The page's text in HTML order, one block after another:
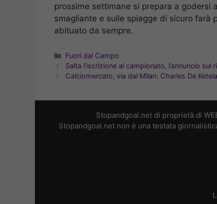
prossime settimane si prepara a godersi
smagliante e sulle spiagge di sicuro farà
abituato da sempre.
Categorie
Fuori dal Campo
Salta l’iscrizione al campionato, l’annuncio sul
Calciomercato, via dal Milan: Charles De
Stopandgoal.net di proprietà di
Stopandgoal.net non è una testata